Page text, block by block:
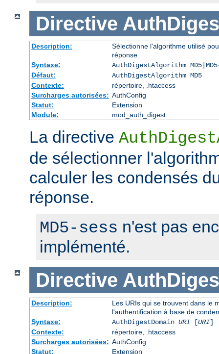
Directive
Description:
Sélectionne l'algorithme utilisé
réponse
Syntaxe:
AuthDigestAlgorithm
Défaut:
AuthDigestAlgorithm MD5
Contexte:
répertoire, .htaccess
Surcharges autorisées: AuthConfig
Statut:
Extension
Module:
mod_auth_digest
La directive
de sélectionner
calculer les condensés
réponse.
MD5-sess n'est pas
implémenté.
Directive
Description:
Les URIs qui se trouvent dans le
l'authentification à base de
Syntaxe:
AuthDigestDomain URI[URI]
Contexte:
répertoire, .htaccess
Surcharges autorisées: AuthConfig
Statut:
Extension